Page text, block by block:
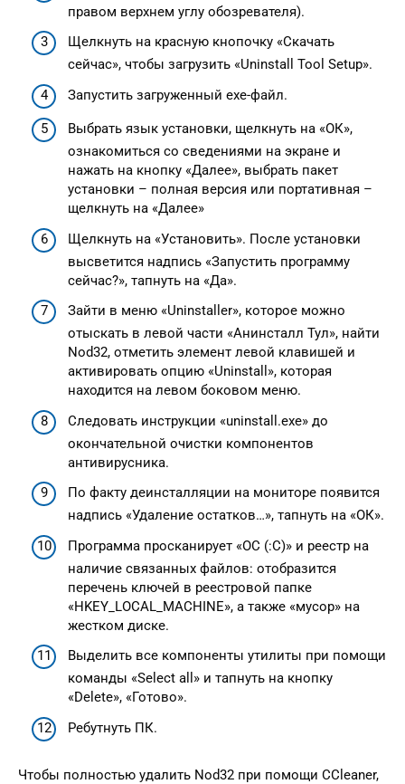
правом верхнем углу обозревателя).
Щелкнуть на красную кнопочку «Скачать
сейчас», чтобы загрузить «Uninstall Tool Setup».
Запустить загруженный exe-файл.
Выбрать язык установки, щелкнуть на «ОК»,
ознакомиться со сведениями на экране и
нажать на кнопку «Далее», выбрать пакет
установки – полная версия или портативная –
щелкнуть на «Далее»
Щелкнуть на «Установить». После установки
высветится надпись «Запустить программу
сейчас?», тапнуть на «Да».
Зайти в меню «Uninstaller», которое можно
отыскать в левой части «Анинсталл Тул», найти
Nod32, отметить элемент левой клавишей и
активировать опцию «Uninstall», которая
находится на левом боковом меню.
Следовать инструкции «uninstall.exe» до
окончательной очистки компонентов
антивирусника.
По факту деинсталляции на мониторе появится
надпись «Удаление остатков…», тапнуть на «ОК».
Программа просканирует «ОС (:C)» и реестр на
наличие связанных файлов: отобразится
перечень ключей в реестровой папке
«HKEY_LOCAL_MACHINE», а также «мусор» на
жестком диске.
Выделить все компоненты утилиты при помощи
команды «Select all» и тапнуть на кнопку
«Delete», «Готово».
Ребутнуть ПК.
Чтобы полностью удалить Nod32 при помощи CCleaner,